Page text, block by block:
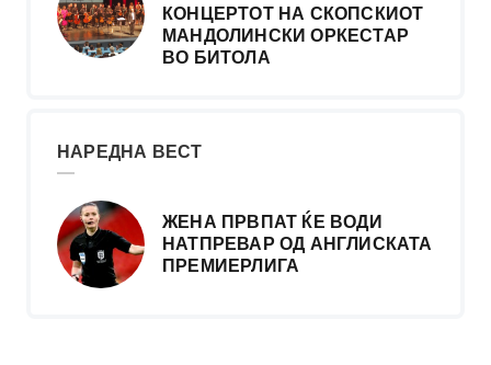
КОНЦЕРТОТ НА СКОПСКИОТ
МАНДОЛИНСКИ ОРКЕСТАР
ВО БИТОЛА
НАРЕДНА ВЕСТ
ЖЕНА ПРВПАТ ЌЕ ВОДИ
НАТПРЕВАР ОД АНГЛИСКАТА
ПРЕМИЕРЛИГА